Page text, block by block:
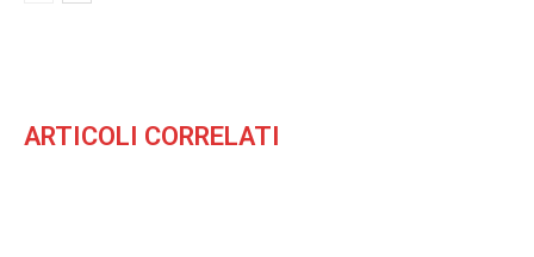
ARTICOLI CORRELATI